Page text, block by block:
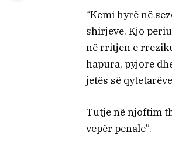
“Kemi hyrë në
shirjeve. Kjo
në rritjen e
hapura, pyjore
jetës së
Tutje në njoftim
vepër penale”.